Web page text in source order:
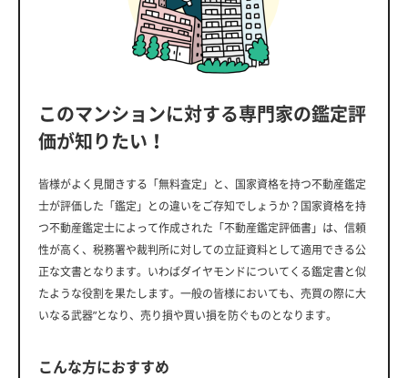
このマンションに対する専門家の鑑定評
価が知りたい！
皆様がよく見聞きする「無料査定」と、国家資格を持つ不動産鑑定
士が評価した「鑑定」との違いをご存知でしょうか？国家資格を持
つ不動産鑑定士によって作成された「不動産鑑定評価書」は、信頼
性が高く、税務署や裁判所に対しての立証資料として適用できる公
正な文書となります。いわばダイヤモンドについてくる鑑定書と似
たような役割を果たします。一般の皆様においても、売買の際に大
いなる武器”となり、売り損や買い損を防ぐものとなります。
こんな方におすすめ